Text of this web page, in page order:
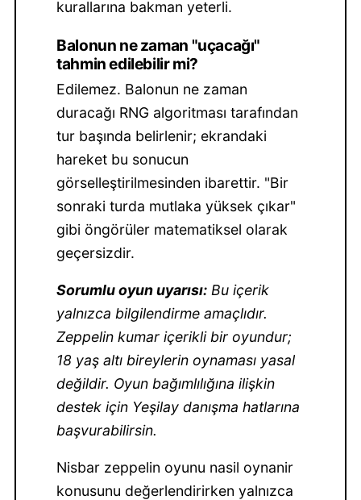
kurallarına bakman yeterli.
Balonun ne zaman "uçacağı"
tahmin edilebilir mi?
Edilemez. Balonun ne zaman
duracağı RNG algoritması tarafından
tur başında belirlenir; ekrandaki
hareket bu sonucun
görselleştirilmesinden ibarettir. "Bir
sonraki turda mutlaka yüksek çıkar"
gibi öngörüler matematiksel olarak
geçersizdir.
Sorumlu oyun uyarısı: Bu içerik
yalnızca bilgilendirme amaçlıdır.
Zeppelin kumar içerikli bir oyundur;
18 yaş altı bireylerin oynaması yasal
değildir. Oyun bağımlılığına ilişkin
destek için Yeşilay danışma hatlarına
başvurabilirsin.
Nisbar zeppelin oyunu nasil oynanir
konusunu değerlendirirken yalnızca